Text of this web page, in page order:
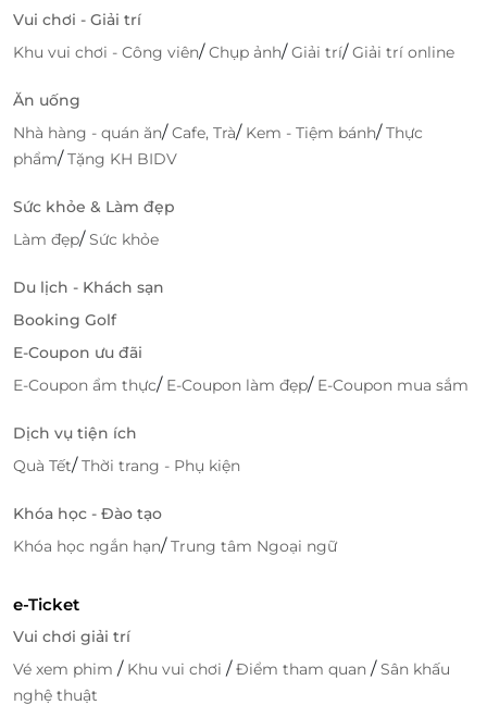
LifeLink luôn cung cấp các deal làm đẹp độc quyền,
giúp bạn tiết kiệm chi phí mà vẫn nhận được dịch vụ
chất lượng, từ các liệu trình chăm sóc da, trị liệu
cơ, làm đẹp toàn diện.
Hãy nhanh tay khám phá những ưu đãi đặc biệt chỉ
có trên LifeLinkđể chăm sóc sắc đẹp một cách
LifeLink
Vui chơi - Giải trí
Khu vui chơi - Công viên/Chụp ảnh/Giải trí/Giải trí online
Ăn uống
Nhà hàng - quán ăn/Cafe, Trà/ Kem - Tiệm bánh/Thực
phẩm/Tặng KH BIDV
Sức khỏe & Làm đẹp
Làm đẹp/Sức khỏe
Du lịch - Khách sạn
Booking Golf
E-Coupon ưu đãi
E-Coupon ẩm thực/ E-Coupon làm đẹp/ E-Coupon mua sắm
Dịch vụ tiện ích
Quà Tết/Thời trang - Phụ kiện
Khóa học - Đào tạo
Khóa học ngắn hạn/Trung tâm Ngoại ngữ
e-Ticket
Vui chơi giải trí
Vé xem phim / Khu vui chơi /Điểm tham quan /Sân khấu
nghệ thuật